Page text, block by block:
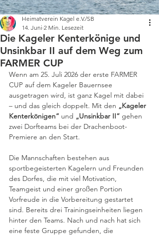
Die Kageler Kenterkönige und
Unsinkbar II auf dem Weg zum
FARMER CUP
Heimatverein Kagel e.V./SB
14. Juni 2 Min. Lesezeit
Wenn am 25. Juli 2026 der erste FARMER
CUP auf dem Kageler Bauernsee
ausgetragen wird, ist ganz Kagel mit dabei
– und das gleich doppelt. Mit den „Kageler
Kenterkönigen“ und „Unsinkbar II“ gehen
zwei Dorfteams bei der Drachenboot-
Premiere an den Start.
Die Mannschaften bestehen aus
sportbegeisterten Kagelern und Freunden
des Dorfes, die mit viel Motivation,
Teamgeist und einer großen Portion
Vorfreude in die Vorbereitung gestartet
sind. Bereits drei Trainingseinheiten liegen
hinter den Teams. Nach und nach hat sich
eine feste Gruppe gefunden, die